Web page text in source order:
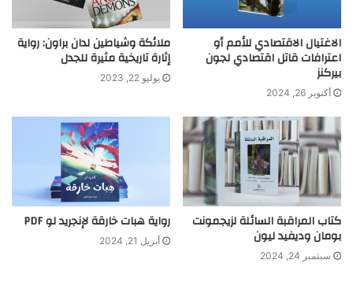
الاغتيال الاقتصادي للأمم أو
اعترافات قاتل اقتصادي لجون
بيركنز
أكتوبر 26, 2024
ملائكة وشياطين لدان براون: رواية
إثارة تاريخية مثيرة للجدل
يوليو 22, 2023
كتاب المراقبة السائلة لزيجمونت
بومان وديفيد ليون
سبتمبر 24, 2024
رواية هبات خارقة لإنجريد لو PDF
أبريل 21, 2024